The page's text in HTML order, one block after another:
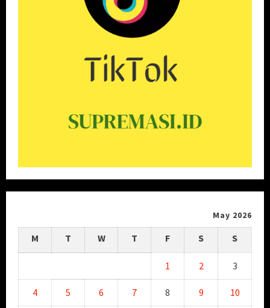
May 2026
M T W T F S S
1 2 3
4 5 6 7 8 9 10